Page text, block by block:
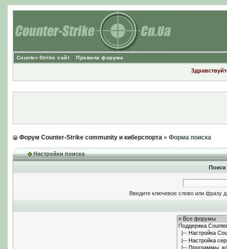
Counter-Strike сайт Правила форума
Форум Counter-Strike community и киберспорта» Форма поиска
Настройки поиска
Введите ключевое слово или фразу